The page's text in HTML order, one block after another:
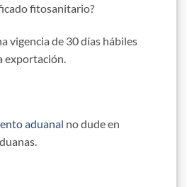
fitosanitario?
vigencia de 30 días hábiles
exportación.
aduanal no dude en